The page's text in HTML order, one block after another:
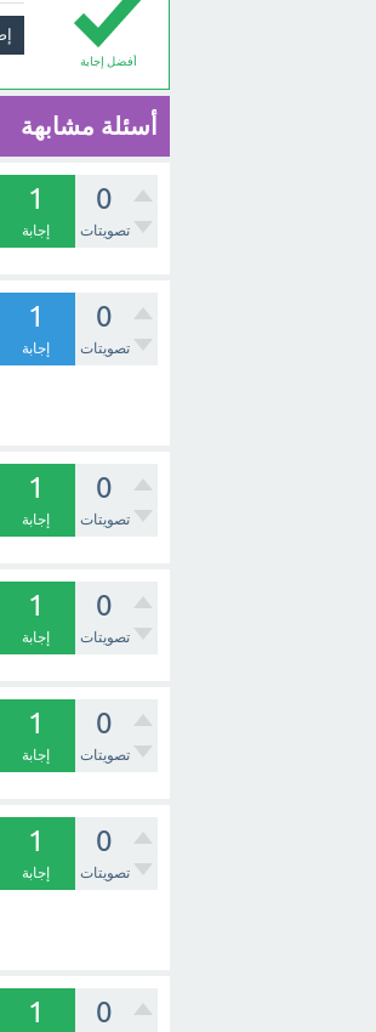
أفضل إجابة
أسئلة مشابهة
0
تصويتات
1
إجابة
0
تصويتات
1
إجابة
0
تصويتات
1
إجابة
0
تصويتات
1
إجابة
0
تصويتات
1
إجابة
0
تصويتات
1
إجابة
0
1